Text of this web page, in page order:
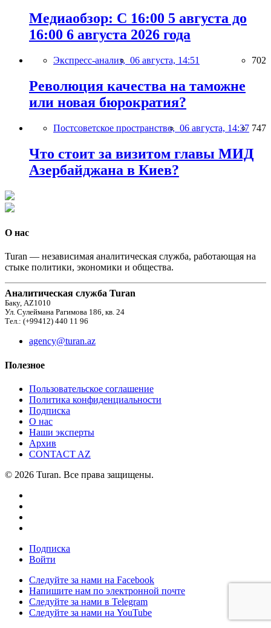
Медиаобзор: С 16:00 5 августа до
16:00 6 августа 2026 года
Экспресс-анализ, 06 августа, 14:51 702
Революция качества на таможне
или новая бюрократия?
Постсоветское пространство, 06 августа, 14:37 747
Что стоит за визитом главы МИД
Азербайджана в Киев?
О нас
Turan — независимая аналитическая служба, работающая на
стыке политики, экономики и общества.
Аналитическая служба Turan
Баку, AZ1010
Ул. Сулеймана Рагимова 186, кв. 24
Тел.: (+99412) 440 11 96
agency@turan.az
Полезное
Пользовательское соглашение
Политика конфиденциальности
Подписка
О нас
Наши эксперты
Архив
CONTACT AZ
© 2026 Turan. Все права защищены.
Подписка
Войти
Следуйте за нами на Facebook
Напишите нам по электронной почте
Следуйте за нами в Telegram
Следуйте за нами на YouTube